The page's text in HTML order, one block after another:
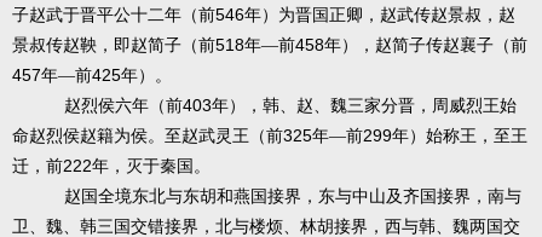
子赵武于晋平公十二年（前546年）为晋国正卿，赵武传赵景叔，赵
景叔传赵鞅，即赵简子（前518年—前458年），赵简子传赵襄子（前
457年—前425年）。
赵烈侯六年（前403年），韩、赵、魏三家分晋，周威烈王始
命赵烈侯赵籍为侯。至赵武灵王（前325年—前299年）始称王，至王
迁，前222年，灭于秦国。
赵国全境东北与东胡和燕国接界，东与中山及齐国接界，南与
卫、魏、韩三国交错接界，北与楼烦、林胡接界，西与韩、魏两国交